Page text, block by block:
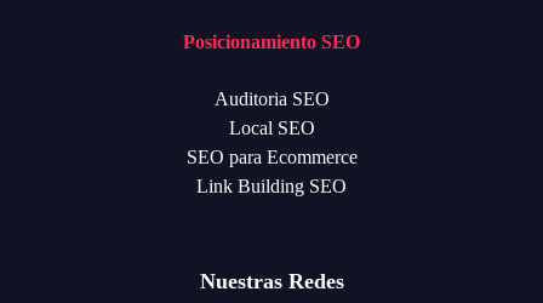
Posicionamiento SEO
Auditoria SEO
Local SEO
SEO para Ecommerce
Link Building SEO
Nuestras Redes